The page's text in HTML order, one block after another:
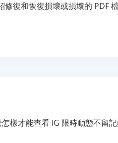
復和恢復損壞或損壞的 PDF
樣才能查看 IG 限時動態不留記